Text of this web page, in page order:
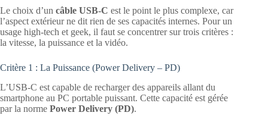
Le choix d’un câble USB-C est le point le plus complexe, car
l’aspect extérieur ne dit rien de ses capacités internes. Pour un
usage high-tech et geek, il faut se concentrer sur trois critères :
la vitesse, la puissance et la vidéo.
Critère 1 : La Puissance (Power Delivery – PD)
L’USB-C est capable de recharger des appareils allant du
smartphone au PC portable puissant. Cette capacité est gérée
par la norme Power Delivery (PD).